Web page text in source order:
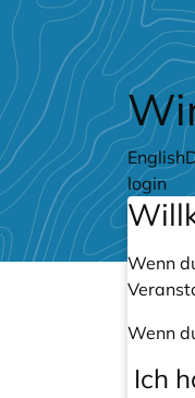
Zum Hauptteil springen
English
login
Wenn
Wenn
Ich